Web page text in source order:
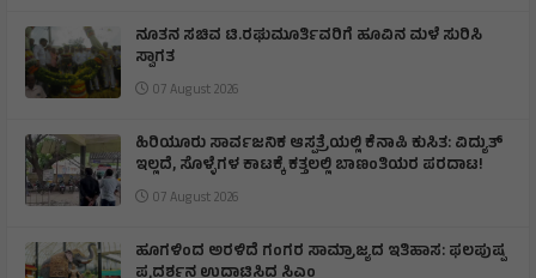
ನೂತನ ಸಚಿವ ಟಿ.ರಘುಮೂರ್ತಿವರಿಗೆ ಹೂವಿನ ಮಳೆ ಸುರಿಸಿ
ಸ್ವಾಗತ
07 August 2026
ಹಿರಿಯೂರು ಸಾರ್ವಜನಿಕ ಆಸ್ಪತ್ರೆಯಲ್ಲಿ ಕೆನಾಪಿ ಕುಸಿತ: ವಿದ್ಯುತ್‌
ಇಲ್ಲದೆ, ಸೊಳ್ಳೆಗಳ ಕಾಟಕ್ಕೆ ಕತ್ತಲಲ್ಲಿ ಬಾಣಂತಿಯರ ಪರದಾಟ!
07 August 2026
ಹೂಗಳಿಂದ ಅರಳಿದೆ ಗಂಗರ ಸಾಮ್ರಾಜ್ಯದ ಇತಿಹಾಸ: ಫಲಪುಷ್ಪ